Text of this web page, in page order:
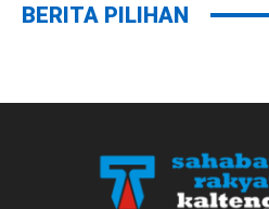
BERITA PILIHAN